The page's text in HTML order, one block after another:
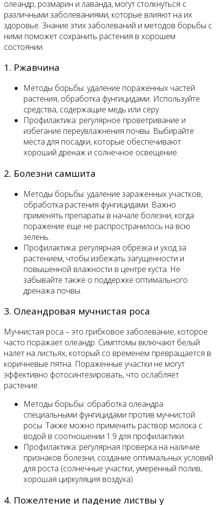
олеандр, розмарин и лаванда, могут столкнуться с
различными заболеваниями, которые влияют на их
здоровье. Знание этих заболеваний и методов борьбы с
ними поможет сохранить растения в хорошем
состоянии.
1. Ржавчина
Методы борьбы: удаление пораженных частей
растения, обработка фунгицидами. Используйте
средства, содержащие медь или серу.
Профилактика: регулярное проветривание и
избегание переувлажнения почвы. Выбирайте
места для посадки, которые обеспечивают
хороший дренаж и солнечное освещение.
2. Болезни самшита
Методы борьбы: удаление зараженных участков,
обработка растения фунгицидами. Важно
применять препараты в начале болезни, когда
поражение еще не распространилось на всю
зелень.
Профилактика: регулярная обрезка и уход за
растением, чтобы избежать загущенности и
повышенной влажности в центре куста. Не
забывайте также о поддержке оптимального
дренажа почвы.
3. Олеандровая мучнистая роса
Мучнистая роса – это грибковое заболевание, которое
часто поражает олеандр. Симптомы включают белый
налет на листьях, который со временем превращается в
коричневые пятна. Пораженные участки не могут
эффективно фотосинтезировать, что ослабляет
растение.
Методы борьбы: обработка олеандра
специальными фунгицидами против мучнистой
росы. Также можно применить раствор молока с
водой в соотношении 1:9 для профилактики.
Профилактика: регулярная проверка на наличие
признаков болезни, создание оптимальных условий
для роста (солнечные участки, умеренный полив,
хорошая циркуляция воздуха).
4. Пожелтение и падение листвы у